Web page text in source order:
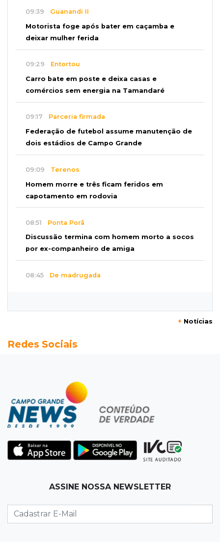
09:39 Guanandi II
Motorista foge após bater em caçamba e
deixar mulher ferida
09:29 Entortou
Carro bate em poste e deixa casas e
comércios sem energia na Tamandaré
09:17 Parceria firmada
Federação de futebol assume manutenção de
dois estádios de Campo Grande
09:09 Terenos
Homem morre e três ficam feridos em
capotamento em rodovia
08:51 Ponta Porã
Discussão termina com homem morto a socos
por ex-companheiro de amiga
08:45 De madrugada
Rodada do Brasileirão tem 6 jogos neste
Em Pauta
O enorme peso dos genes na obesidade
08:26O que ficou de quem partiu
que tinha com a filha em loja
Município de MS perde 58 mil hectares e R$ 12
+ Notícias
Redes Sociais
ASSINE NOSSA NEWSLETTER